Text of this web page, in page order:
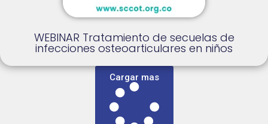
WEBINAR Tratamiento de secuelas de
infecciones osteoarticulares en niños
Cargar mas